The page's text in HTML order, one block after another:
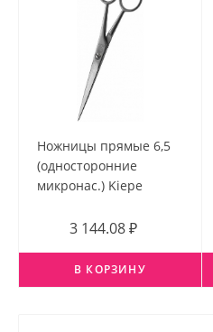
Ножницы прямые 6,5
(односторонние
микронас.) Kiepe
3 144.08 ₽
В КОРЗИНУ